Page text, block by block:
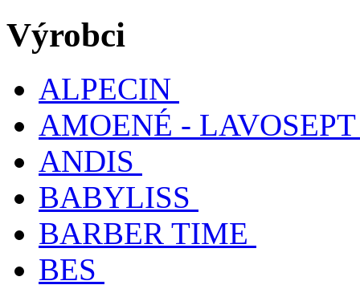
Výrobci
ALPECIN
AMOENÉ - LAVOSEPT
ANDIS
BABYLISS
BARBER TIME
BES